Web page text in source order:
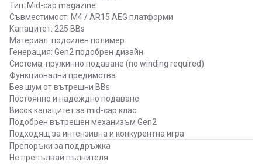
Тип: Mid-cap magazine
Съвместимост: M4 / AR15 AEG платформи
Капацитет: 225 BBs
Материал: подсилен полимер
Генерация: Gen2 подобрен дизайн
Система: пружинно подаване (no winding required)
Функционални предимства:
Без шум от вътрешни BBs
Постоянно и надеждно подаване
Висок капацитет за mid-cap клас
Подобрен вътрешен механизъм Gen2
Подходящ за интензивна и конкурентна игра
Препоръки за поддръжка
Не препълвай пълнителя